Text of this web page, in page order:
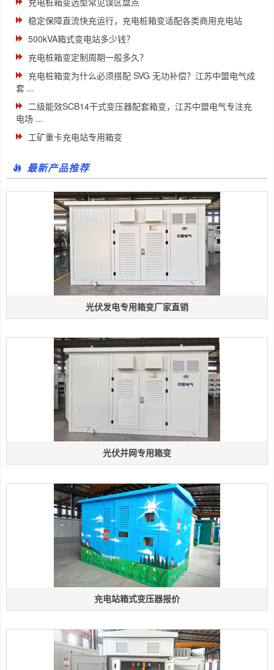
稳定保障直流快充运行，充电桩箱变适配各类商用充电站
500kVA箱式变电站多少钱？
充电桩箱变定制周期一般多久？
充电桩箱变为什么必须搭配 SVG 无功补偿？江苏中盟电气成
套 ...
二级能效SCB14干式变压器配套箱变，江苏中盟电气专注充
电场 ...
工矿重卡充电站专用箱变
最新产品推荐
光伏发电专用箱变厂家直销
光伏并网专用箱变
充电站箱式变压器报价